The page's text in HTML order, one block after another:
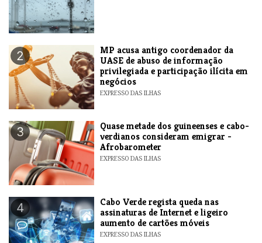
2
MP acusa antigo coordenador da
UASE de abuso de informação
privilegiada e participação ilícita em
negócios
EXPRESSO DAS ILHAS
3
Quase metade dos guineenses e cabo-
verdianos consideram emigrar -
Afrobarometer
EXPRESSO DAS ILHAS
4
Cabo Verde regista queda nas
assinaturas de Internet e ligeiro
aumento de cartões móveis
EXPRESSO DAS ILHAS